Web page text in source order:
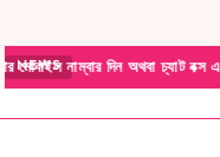
NEWSচ্যাট বক্স এ মোবাইল